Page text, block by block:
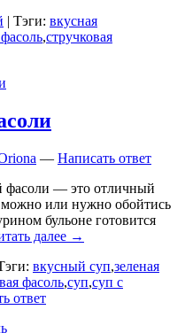
| Тэги: вкусная
,стручковая
— Написать ответ
фасоли — это отличный
можно или нужно обойтись
бульоне готовится
далее →
вкусный суп,зеленая
фасоль,суп,суп с
ответ